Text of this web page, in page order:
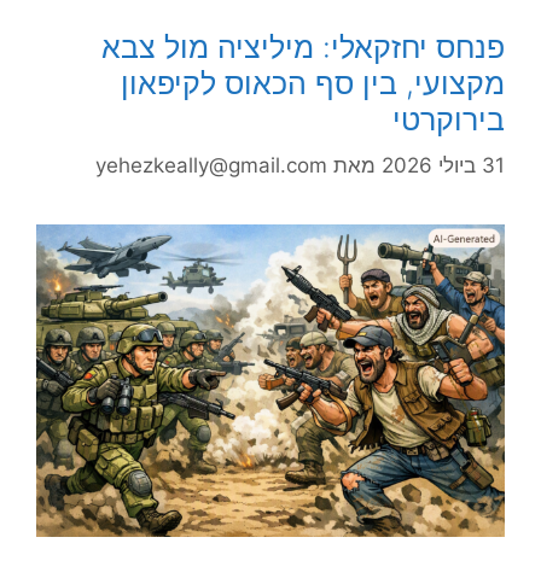
פנחס יחזקאלי: מיליציה מול צבא
מקצועי, בין סף הכאוס לקיפאון
בירוקרטי
31 ביולי 2026 מאת yehezkeally@gmail.com